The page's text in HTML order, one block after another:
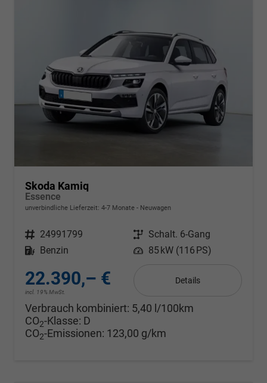
Skoda Kamiq
Essence
unverbindliche Lieferzeit: 4-7 Monate Neuwagen
Fahrzeugnr. 24991799 Getriebe Schalt. 6-Gang
Kraftstoff
Benzin Leistung 85 kW (116 PS)
22.390,– €
incl. 19% MwSt.
Details
Verbrauch kombiniert: 5,40 l/100km
CO2-Klasse: D
CO2-Emissionen: 123,00 g/km